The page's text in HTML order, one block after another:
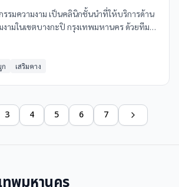
รมความงาม เป็นคลินิกชั้นนำที่ให้บริการด้าน
งามในเขตบางกะปิ กรุงเทพมหานคร ด้วยทีม
ก เสริมคาง
3 4 5 6 7